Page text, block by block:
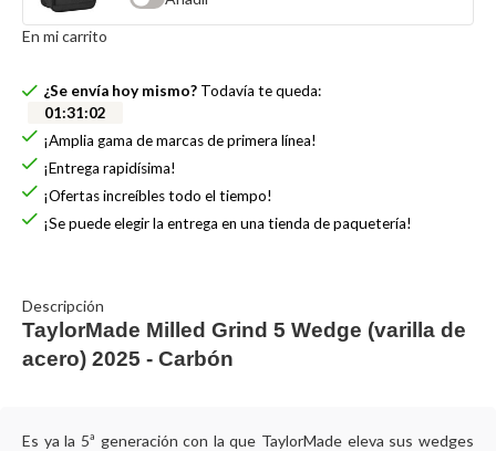
En mi carrito
¿Se envía hoy mismo? Todavía te queda:
01:31:02
¡Amplia gama de marcas de primera línea!
¡Entrega rapidísima!
¡Ofertas increíbles todo el tiempo!
¡Se puede elegir la entrega en una tienda de paquetería!
Descripción
TaylorMade Milled Grind 5 Wedge (varilla de
acero) 2025 - Carbón
Es ya la 5ª generación con la que TaylorMade eleva sus wedges